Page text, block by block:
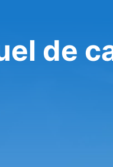
de